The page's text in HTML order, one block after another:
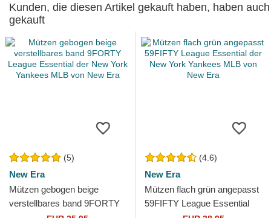
Kunden, die diesen Artikel gekauft haben, haben auch
gekauft
(5)
New Era
Mützen gebogen beige
verstellbares band 9FORTY
(4.6)
New Era
Mützen flach grün angepasst
59FIFTY League Essential